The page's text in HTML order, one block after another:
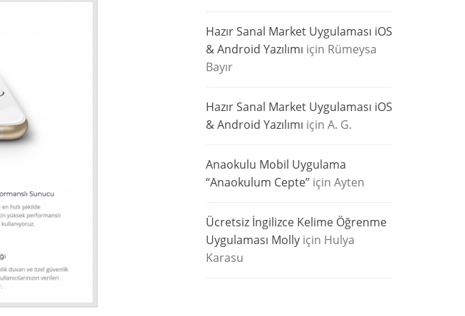
Hazır Sanal Market Uygulaması iOS
& Android Yazılımı için Rümeysa
Bayır
Hazır Sanal Market Uygulaması iOS
& Android Yazılımı için A. G.
Anaokulu Mobil Uygulama
“Anaokulum Cepte”için Ayten
Ücretsiz İngilizce Kelime Öğrenme
Uygulaması Mollyiçin Hulya
Karasu